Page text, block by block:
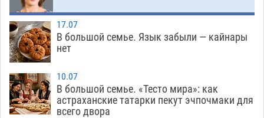
09:54
Астраханский детский омбудсмен помогла
многодетному отцу вернуть родительские
права
09:13
В Астрахани купеческий банк укроют новой
крышей за шестнадцать миллионов
06.08 372
17.07
В большой семье. Язык забыли — кайнары
нет
10.07
В большой семье. «Тесто мира»: как
астраханские татарки пекут эчпочмаки для
всего двора